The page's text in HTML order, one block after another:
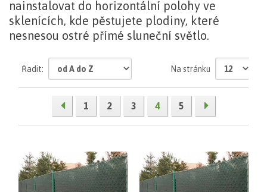
nainstalovat do horizontální polohy ve
sklenících, kde pěstujete plodiny, které
nesnesou ostré přímé sluneční světlo.
zobrazit
celý
text
Řadit: Na stránku
1 2 3 4 5